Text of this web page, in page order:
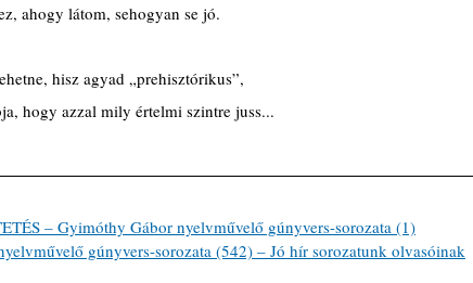
ahogy látom, sehogyan se jó.
hisz agyad „prehisztórikus”,
hogy azzal mily értelmi szintre juss...
– Gyimóthy Gábor nyelvművelő gúnyvers-sorozata (1)
gúnyvers-sorozata (542) – Jó hír sorozatunk olvasóinak